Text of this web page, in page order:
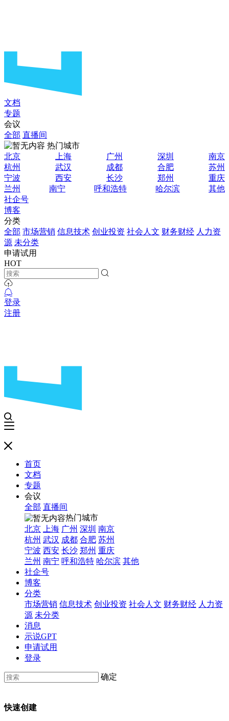
文档
专题
会议
全部 直播间
热门城市
北京
上海 广州 深圳
南京
杭州
武汉 成都 合肥
苏州
宁波
西安 长沙 郑州
重庆
兰州
南宁 呼和浩特 哈尔滨
其他
社企号
博客
分类
全部 市场营销 信息技术 创业投资 社会人文 财务财经 人力资
源 未分类
申请试用
HOT
登录
注册
首页
文档
专题
会议
全部 直播间
热门城市
北京
上海 广州 深圳 南京
杭州 武汉 成都 合肥 苏州
宁波 西安 长沙 郑州 重庆
兰州 南宁 呼和浩特 哈尔滨 其他
社企号
博客
分类
市场营销 信息技术 创业投资 社会人文 财务财经 人力资
源 未分类
消息
示说GPT
申请试用
登录
确定
快速创建